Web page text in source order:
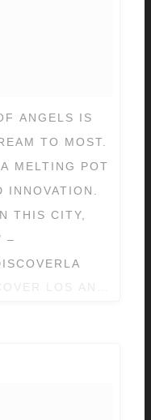
ANGELS IS
TO MOST.
MELTING POT
THIS CITY,
–